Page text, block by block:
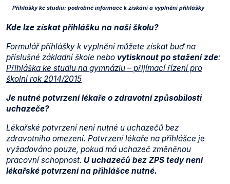
Přihlášky ke studiu: podrobné informace k získání a vyplnění přihlášky
Kde lze získat přihlášku na naši školu?
Formulář přihlášky k vyplnění můžete získat buď na
příslušné základní škole nebo vytisknout po stažení zde:
Přihláška ke studiu na gymnáziu – přijímací řízení pro
školní rok 2014/2015
Je nutné potvrzení lékaře o zdravotní způsobilosti
uchazeče?
Lékařské potvrzení není nutné u uchazečů bez
zdravotního omezení. Potvrzení lékaře na přihlášce je
vyžadováno pouze, pokud má uchazeč změněnou
pracovní schopnost. U uchazečů bez ZPS tedy není
lékařské potvrzení na přihlášce nutné.